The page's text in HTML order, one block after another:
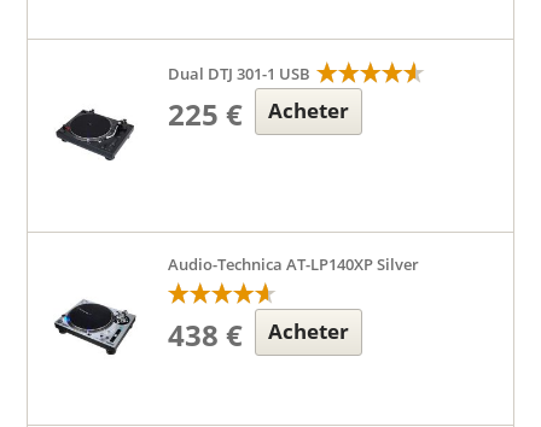
Dual DTJ 301-1 USB
225 € Acheter
Audio-Technica AT-LP140XP Silver
438 € Acheter